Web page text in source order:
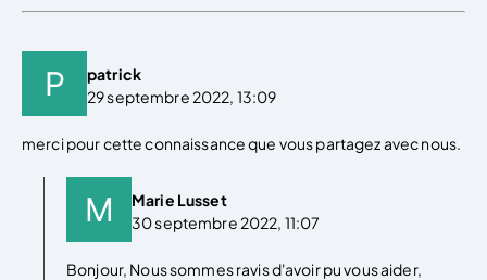
patrick
29 septembre 2022, 13:09
merci pour cette connaissance que vous partagez avec nous.
Marie Lusset
30 septembre 2022, 11:07
Bonjour, Nous sommes ravis d'avoir pu vous aider,